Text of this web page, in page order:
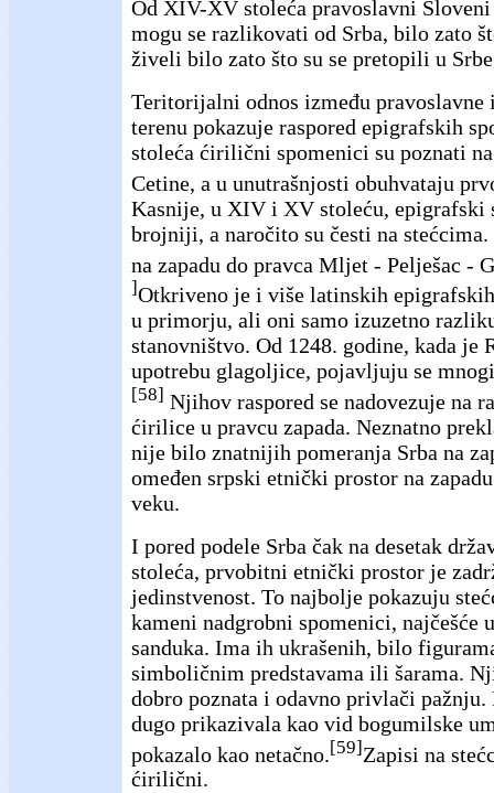
Od XIV-XV stoleća pravoslavni
mogu se razlikovati od Srba, bilo zato
živeli bilo zato što su se pretopili u
Teritorijalni odnos između pravoslavne
terenu pokazuje raspored epigrafskih
stoleća ćirilični spomenici su poznati
Cetine, a u unutrašnjosti obuhvataju
Kasnije, u XIV i XV stoleću, epigrafski
brojniji, a naročito su česti na stećcima.
na zapadu do pravca Mljet - Pelješac -
]Otkriveno je i više latinskih
u primorju, ali oni samo izuzetno
stanovništvo. Od 1248. godine, kada je
upotrebu glagoljice, pojavljuju se
[58] Njihov raspored se nadovezuje na
ćirilice u pravcu zapada. Neznatno
nije bilo znatnijih pomeranja Srba na
omeđen srpski etnički prostor na
veku.
I pored podele Srba čak na desetak
stoleća, prvobitni etnički prostor je
jedinstvenost. To najbolje pokazuju
kameni nadgrobni spomenici, najčešće
sanduka. Ima ih ukrašenih, bilo
simboličnim predstavama ili šarama.
dobro poznata i odavno privlači pažnju.
dugo prikazivala kao vid bogumilske
pokazalo kao netačno. [59]Zapisi na
ćirilični.